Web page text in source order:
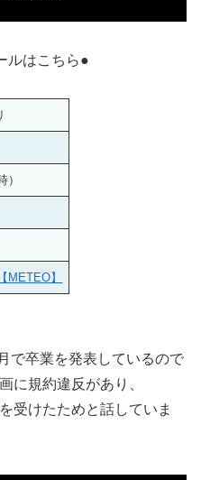
ルはこちら●
）
METEO】
で卒業を発表しているので
に規約違反があり、
受けたためと話していま